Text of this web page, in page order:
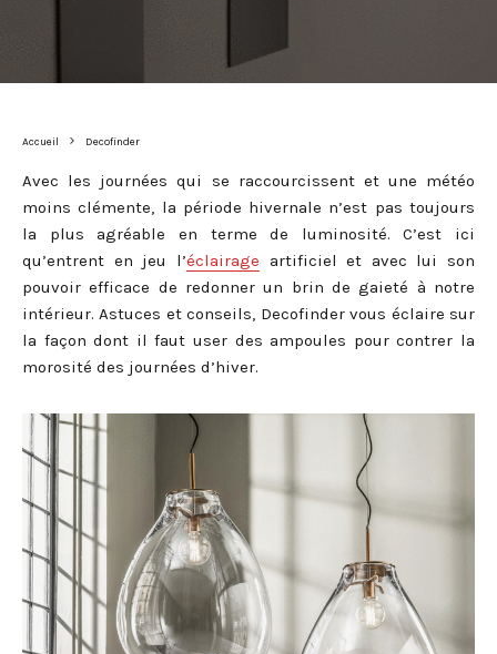
Accueil Decofinder
Avec les journées qui se raccourcissent et une météo
moins clémente, la période hivernale n’est pas toujours
la plus agréable en terme de luminosité. C’est ici
qu’entrent en jeu l’éclairage artificiel et avec lui son
pouvoir efficace de redonner un brin de gaieté à notre
intérieur. Astuces et conseils, Decofinder vous éclaire sur
la façon dont il faut user des ampoules pour contrer la
morosité des journées d’hiver.